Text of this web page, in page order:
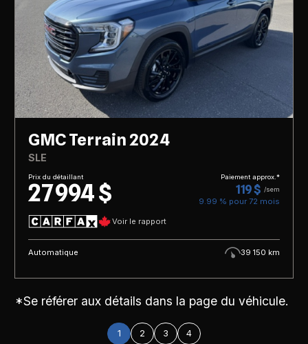
GMC Terrain 2024
SLE
Prix du détaillant
27 994 $
Paiement approx.*
119 $ /sem
9.99 % pour 72 mois
Voir le rapport
Automatique 39 150 km
*Se référer aux détails dans la page du véhicule.
1 2 3 4